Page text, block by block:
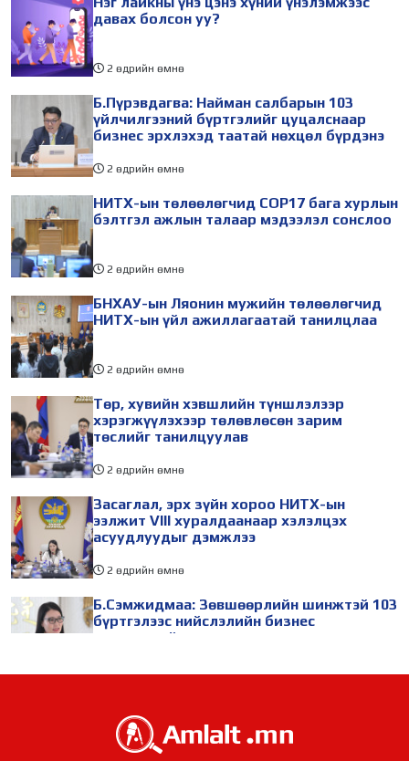
холбогдуулан Нийслэлийн
айлчлалынхаа хүрээнд
давах болсон уу?
2 өдрийн өмнө
Б.Пүрэвдагва: Найман салбарын 103
үйлчилгээний бүртгэлийг цуцалснаар
бизнес эрхлэхэд таатай нөхцөл бүрдэнэ
2 өдрийн өмнө
НИТХ-ын төлөөлөгчид COP17 бага хурлын
бэлтгэл ажлын талаар мэдээлэл сонслоо
2 өдрийн өмнө
БНХАУ-ын Ляонин мужийн төлөөлөгчид
НИТХ-ын үйл ажиллагаатай танилцлаа
2 өдрийн өмнө
Төр, хувийн хэвшлийн түншлэлээр
хэрэгжүүлэхээр төлөвлөсөн зарим
төслийг танилцуулав
2 өдрийн өмнө
Засаглал, эрх зүйн хороо НИТХ-ын
ээлжит VIII хуралдаанаар хэлэлцэх
асуудлуудыг дэмжлээ
2 өдрийн өмнө
Б.Сэмжидмаа: Зөвшөөрлийн шинжтэй 103
бүртгэлээс нийслэлийн бизнес
эрхлэгчдийг чөлөөллөө
төсвийн талаарх ерөнхий хяналтын
сонсгол зохион байгуулсан байна